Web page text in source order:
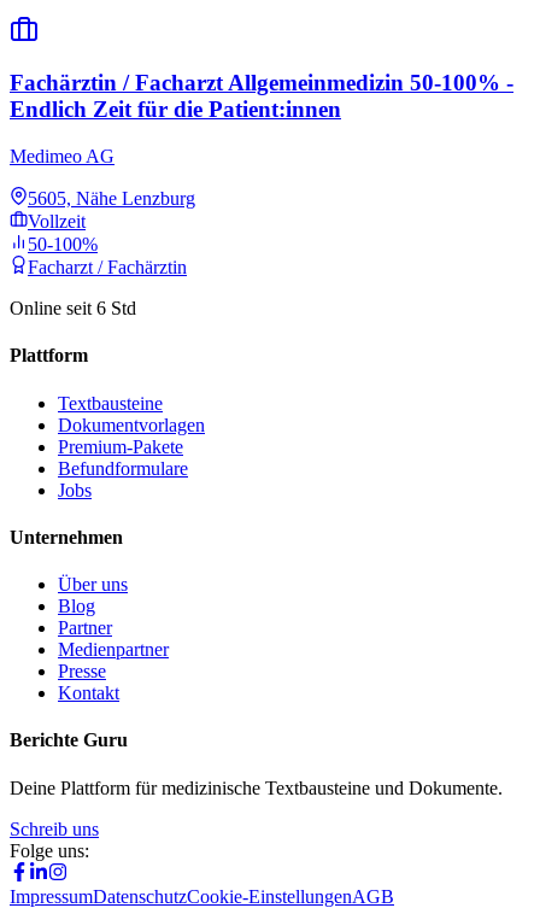
Fachärztin / Facharzt Allgemeinmedizin 50-100% -
Endlich Zeit für die Patient:innen
Medimeo AG
5605, Nähe Lenzburg
Vollzeit
50-100%
Facharzt / Fachärztin
Online seit 6 Std
Plattform
Textbausteine
Dokumentvorlagen
Premium-Pakete
Befundformulare
Jobs
Unternehmen
Über uns
Blog
Partner
Medienpartner
Presse
Kontakt
Berichte Guru
Deine Plattform für medizinische Textbausteine und Dokumente.
Schreib uns
Folge uns:
ImpressumDatenschutzCookie-EinstellungenAGB